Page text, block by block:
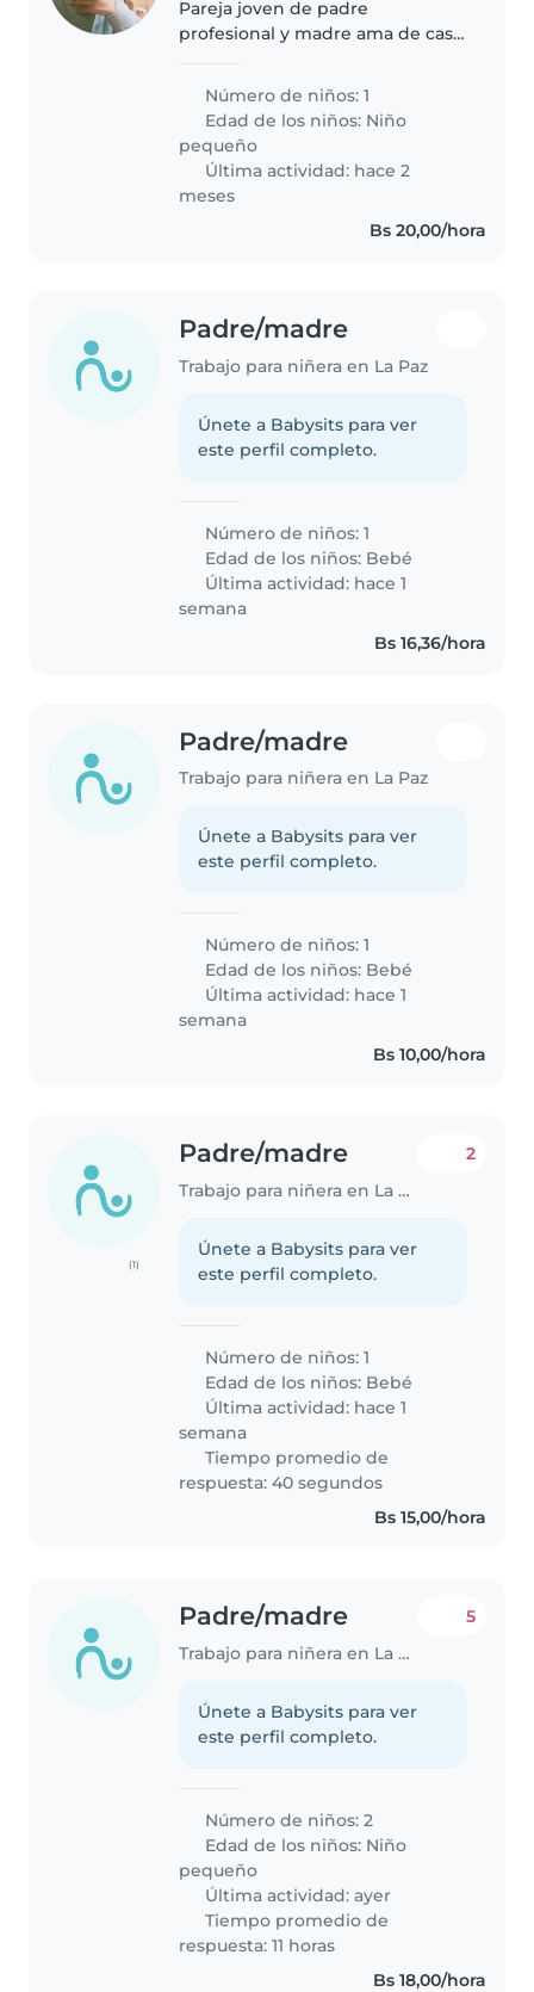
Pareja joven de padre
profesional y madre ama de casa,
ciudad de la paz zona sur,
pasando mallasilla, lado cañuma
por Upb, que buscan una niñera
para..
Número de niños: 1
Edad de los niños: Niño
pequeño
Última actividad: hace 2
meses
Bs 20,00/hora
Padre/madre
Trabajo para niñera en La Paz
Únete a Babysits para ver
este perfil completo.
Número de niños: 1
Edad de los niños: Bebé
Última actividad: hace 1
semana
Bs 16,36/hora
Padre/madre
Trabajo para niñera en La Paz
Únete a Babysits para ver
este perfil completo.
Número de niños: 1
Edad de los niños: Bebé
Última actividad: hace 1
semana
Bs 10,00/hora
(1)
Padre/madre
Trabajo para niñera en La Paz
2
Únete a Babysits para ver
este perfil completo.
Número de niños: 1
Edad de los niños: Bebé
Última actividad: hace 1
semana
Tiempo promedio de
respuesta: 40 segundos
Bs 15,00/hora
Padre/madre
Trabajo para niñera en La Paz
5
Únete a Babysits para ver
este perfil completo.
Número de niños: 2
Edad de los niños: Niño
pequeño
Última actividad: ayer
Tiempo promedio de
respuesta: 11 horas
Bs 18,00/hora